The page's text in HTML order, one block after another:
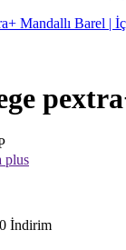
plus
İndirim